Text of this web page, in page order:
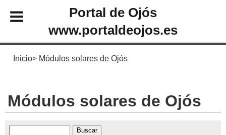
Portal de Ojós
www.portaldeojos.es
Inicio Módulos solares de Ojós
Módulos solares de Ojós